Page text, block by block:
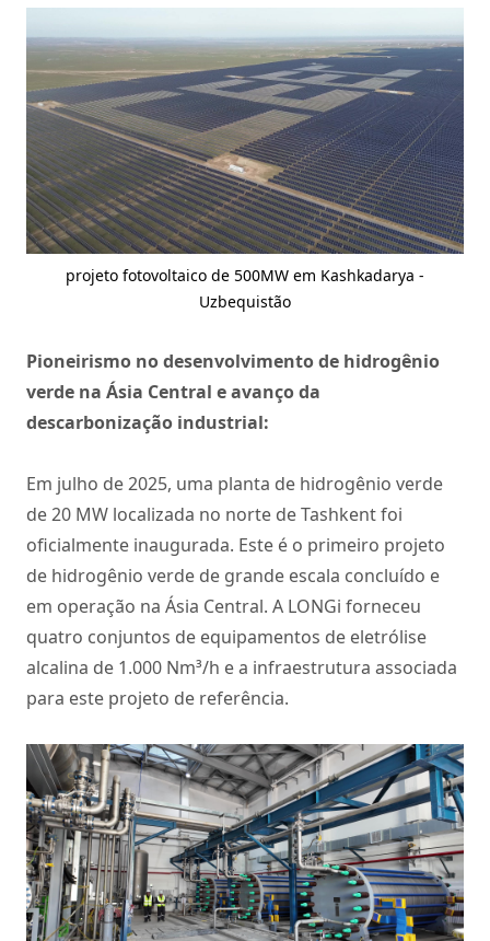
projeto fotovoltaico de 500MW em Kashkadarya -
Uzbequistão
Pioneirismo no desenvolvimento de hidrogênio
verde na Ásia Central e avanço da
descarbonização industrial:
Em julho de 2025, uma planta de hidrogênio verde
de 20 MW localizada no norte de Tashkent foi
oficialmente inaugurada. Este é o primeiro projeto
de hidrogênio verde de grande escala concluído e
em operação na Ásia Central. A LONGi forneceu
quatro conjuntos de equipamentos de eletrólise
alcalina de 1.000 Nm³/h e a infraestrutura associada
para este projeto de referência.